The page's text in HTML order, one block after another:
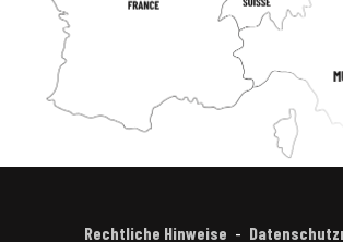
Rechtliche Hinweise